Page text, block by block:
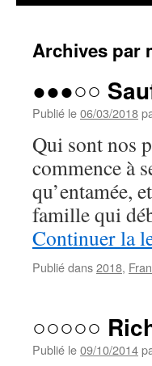
Archives par
●●●○○
Publié le06/03/2018
Qui sont nos
commence à
qu’entamée,
famille qui
Continuer la
Publié dans2018,
○○○○○
Publié le09/10/2014